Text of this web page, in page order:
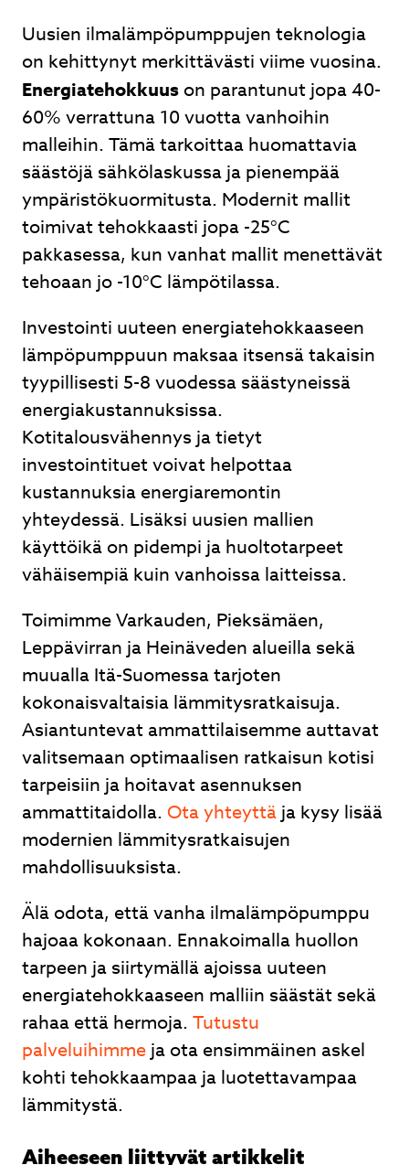
Uusien ilmalämpöpumppujen teknologia
on kehittynyt merkittävästi viime vuosina.
Energiatehokkuus on parantunut jopa 40-
60% verrattuna 10 vuotta vanhoihin
malleihin. Tämä tarkoittaa huomattavia
säästöjä sähkölaskussa ja pienempää
ympäristökuormitusta. Modernit mallit
toimivat tehokkaasti jopa -25°C
pakkasessa, kun vanhat mallit menettävät
tehoaan jo -10°C lämpötilassa.
Investointi uuteen energiatehokkaaseen
lämpöpumppuun maksaa itsensä takaisin
tyypillisesti 5-8 vuodessa säästyneissä
energiakustannuksissa.
Kotitalousvähennys ja tietyt
investointituet voivat helpottaa
kustannuksia energiaremontin
yhteydessä. Lisäksi uusien mallien
käyttöikä on pidempi ja huoltotarpeet
vähäisempiä kuin vanhoissa laitteissa.
Toimimme Varkauden, Pieksämäen,
Leppävirran ja Heinäveden alueilla sekä
muualla Itä-Suomessa tarjoten
kokonaisvaltaisia lämmitysratkaisuja.
Asiantuntevat ammattilaisemme auttavat
valitsemaan optimaalisen ratkaisun kotisi
tarpeisiin ja hoitavat asennuksen
ammattitaidolla. Ota yhteyttä ja kysy lisää
modernien lämmitysratkaisujen
mahdollisuuksista.
Älä odota, että vanha ilmalämpöpumppu
hajoaa kokonaan. Ennakoimalla huollon
tarpeen ja siirtymällä ajoissa uuteen
energiatehokkaaseen malliin säästät sekä
rahaa että hermoja. Tutustu
palveluihimme ja ota ensimmäinen askel
kohti tehokkaampaa ja luotettavampaa
lämmitystä.
Aiheeseen liittyvät artikkelit